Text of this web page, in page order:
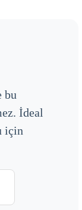
bu
İdeal
için